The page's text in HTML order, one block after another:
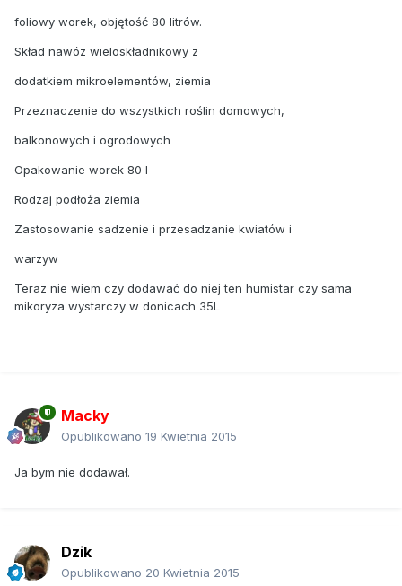
foliowy worek, objętość 80 litrów.
Skład nawóz wieloskładnikowy z
dodatkiem mikroelementów, ziemia
Przeznaczenie do wszystkich roślin domowych,
balkonowych i ogrodowych
Opakowanie worek 80 l
Rodzaj podłoża ziemia
Zastosowanie sadzenie i przesadzanie kwiatów i
warzyw
Teraz nie wiem czy dodawać do niej ten humistar czy sama
mikoryza wystarczy w donicach 35L
Macky
Opublikowano 19 Kwietnia 2015
Ja bym nie dodawał.
Dzik
Opublikowano 20 Kwietnia 2015